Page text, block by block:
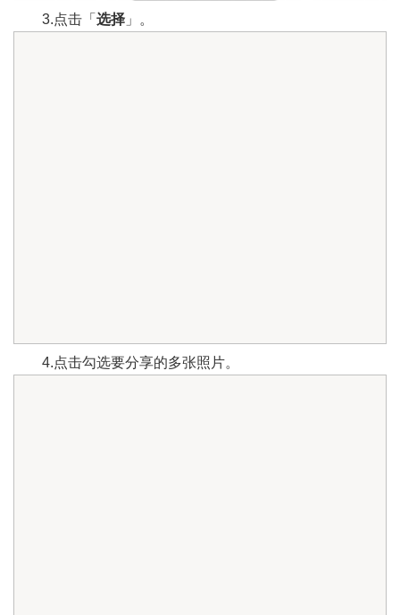
3.点击「 选择 」。
4.点击勾选要分享的多张照片。